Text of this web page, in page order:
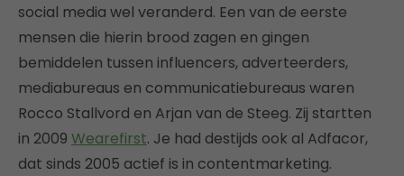
social media wel veranderd. Een van de eerste
mensen die hierin brood zagen en gingen
bemiddelen tussen influencers, adverteerders,
mediabureaus en communicatiebureaus waren
Rocco Stallvord en Arjan van de Steeg. Zij startten
in 2009 Wearefirst. Je had destijds ook al Adfacor,
dat sinds 2005 actief is in contentmarketing.